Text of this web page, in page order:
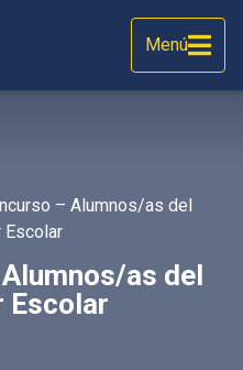
Menú
– Alumnos/as del
Escolar
as del
Escolar